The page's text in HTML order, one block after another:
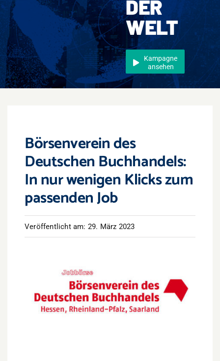
Events
Überregional
Jobs
Newsletter
DER
WELT
Kampagne
ansehen
Börsenverein des
Deutschen Buchhandels:
In nur wenigen Klicks zum
passenden Job
Veröffentlicht am: 29. März 2023